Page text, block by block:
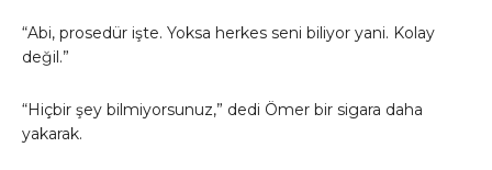
“Abi, prosedür işte. Yoksa herkes seni biliyor yani. Kolay
değil.”
“Hiçbir şey bilmiyorsunuz,” dedi Ömer bir sigara daha
yakarak.